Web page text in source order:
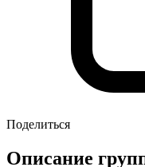
Поделиться
Описание